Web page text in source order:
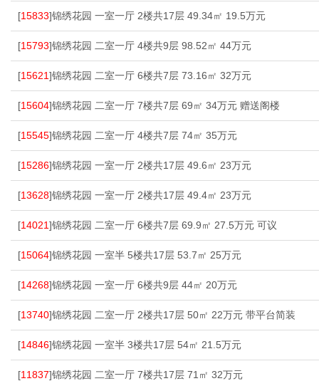
[15833]锦绣花园 一室一厅 2楼共17层 49.34㎡ 19.5万元
[15793]锦绣花园 二室一厅 4楼共9层 98.52㎡ 44万元
[15621]锦绣花园 二室一厅 6楼共7层 73.16㎡ 32万元
[15604]锦绣花园 二室一厅 7楼共7层 69㎡ 34万元 赠送阁楼
[15545]锦绣花园 二室一厅 4楼共7层 74㎡ 35万元
[15286]锦绣花园 一室一厅 2楼共17层 49.6㎡ 23万元
[13628]锦绣花园 一室一厅 2楼共17层 49.4㎡ 23万元
[14021]锦绣花园 二室一厅 6楼共7层 69.9㎡ 27.5万元 可议
[15064]锦绣花园 一室半 5楼共17层 53.7㎡ 25万元
[14268]锦绣花园 一室一厅 6楼共9层 44㎡ 20万元
[13740]锦绣花园 二室一厅 2楼共17层 50㎡ 22万元 带平台简装
[14846]锦绣花园 一室半 3楼共17层 54㎡ 21.5万元
[11837]锦绣花园 二室一厅 7楼共17层 71㎡ 32万元